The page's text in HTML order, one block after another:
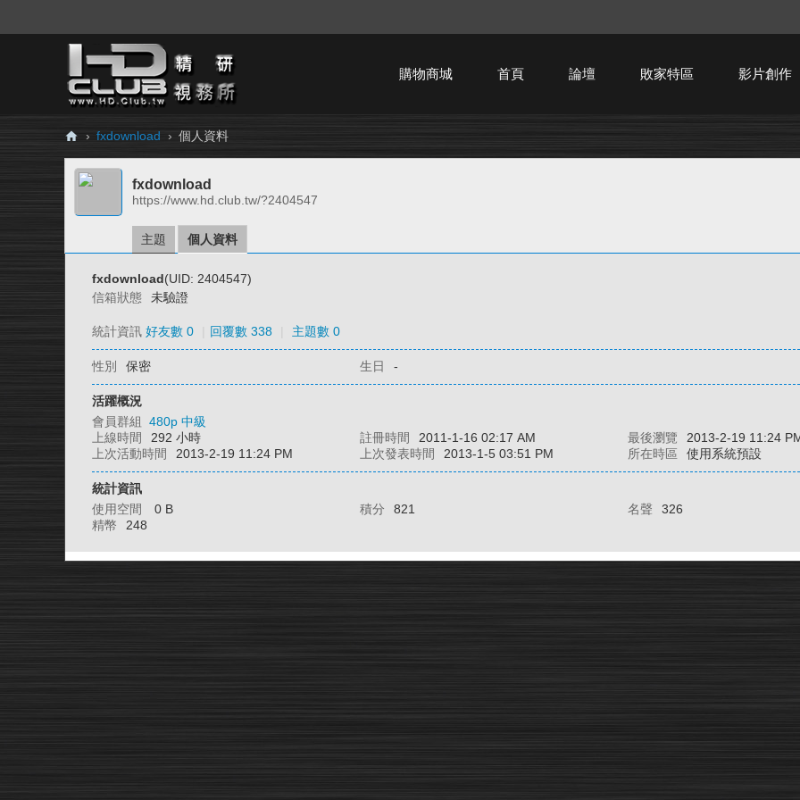
購物商城 首頁 論壇 敗家特區 影片創作
H
Cl
› fxdownload › 個人資料
fxdownload
https://www.hd.club.tw/?2404547
主題 個人資料
fxdownload(UID: 2404547)
信箱狀態
未驗證
統計資訊 好友數 0 回覆數 338 主題數 0
性別 保密 生日 -
活躍概況
會員群組 480p 中級
上線時間
292 小時 註冊時間 2011-1-16 02:17 AM 最後瀏覽
2013-2-19 11:24
上次活動時間
2013-2-19 11:24 PM 上次發表時間 2013-1-5 03:51 PM 所在時區 使用系統預設
統計資訊
使用空間
0 B 積分 821 名聲
326
精幣
248